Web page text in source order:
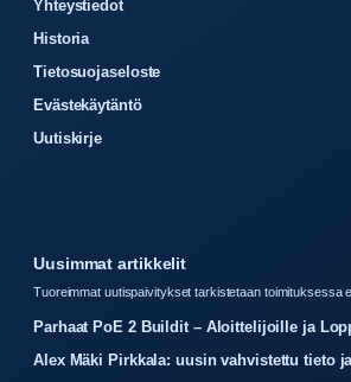
Yhteystiedot
Historia
Tietosuojaseloste
Evästekäytäntö
Uutiskirje
Uusimmat artikkelit
Tuoreimmat uutispaivitykset tarkistetaan toimituksessa
Parhaat PoE 2 Buildit – Aloittelijoille ja
Alex Mäki Pirkkala: uusin vahvistettu tieto